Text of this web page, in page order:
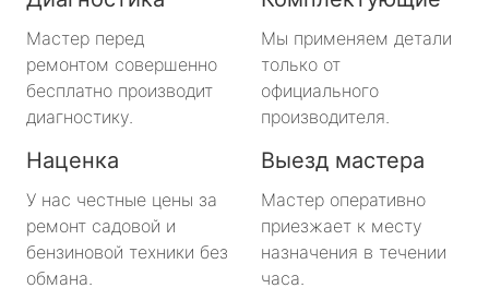
Мастер перед
ремонтом совершенно
бесплатно производит
диагностику.
Мы применяем детали
только от
официального
производителя.
Наценка
У нас честные цены за
ремонт садовой и
бензиновой техники без
обмана.
Выезд мастера
Мастер оперативно
приезжает к месту
назначения в течении
часа.